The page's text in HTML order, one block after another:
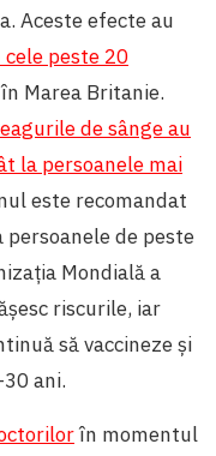
Aceste efecte au
peste 20
Marea Britanie.
de sânge au
la persoanele mai
este recomandat
de peste
Mondială a
riscurile, iar
să vaccineze și
ani.
în momentul